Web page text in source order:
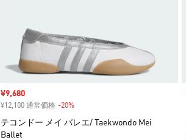
セール価格
¥9,680
¥12,100 通常価格 -20%割引
テコンドー メイ バレエ/ Taekwondo Mei
Ballet